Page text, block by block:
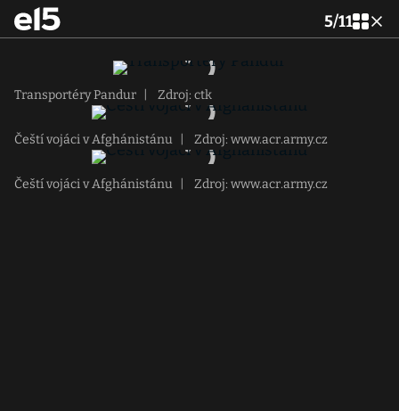
5/11
Transportéry Pandur Zdroj: ctk
Čeští vojáci v Afghánistánu Zdroj: www.acr.army.cz
Čeští vojáci v Afghánistánu Zdroj: www.acr.army.cz